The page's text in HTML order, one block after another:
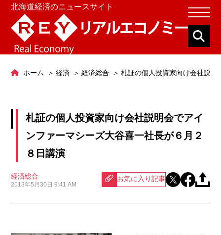
北海道経済のニュースサイト
ホーム 経済 経済総合 札証の個人投資家向け会社説
札証の個人投資家向け会社説明会でアイ
ンファーマシーズ大谷喜一社長が６月２
８日講演
経済総合
2013年5月30日 9:41 AM
お気に入り記事